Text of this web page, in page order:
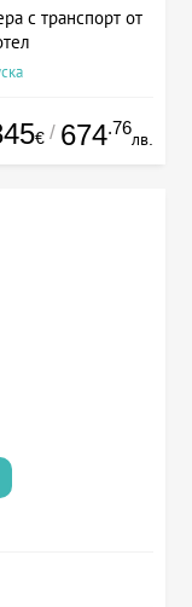
с транспорт от
€ / 674.76
лв.